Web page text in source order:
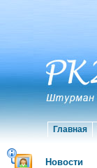
Главная
Новости